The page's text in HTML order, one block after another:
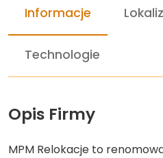
Informacje
Technologie
Opis Firmy
MPM Relokacje to